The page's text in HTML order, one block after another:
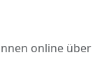
online über